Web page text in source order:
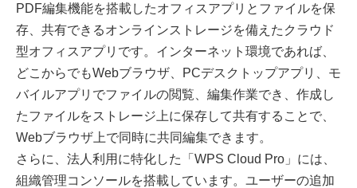
PDF編集機能を搭載したオフィスアプリとファイルを保
存、共有できるオンラインストレージを備えたクラウド
型オフィスアプリです。インターネット環境であれば、
どこからでもWebブラウザ、PCデスクトップアプリ、モ
バイルアプリでファイルの閲覧、編集作業でき、作成し
たファイルをストレージ上に保存して共有することで、
Webブラウザ上で同時に共同編集できます。
さらに、法人利用に特化した「WPS Cloud Pro」には、
組織管理コンソールを搭載しています。ユーザーの追加